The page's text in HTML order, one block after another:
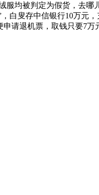
服均被判定为假货，去哪
白叟存中信银行10万元
请退机票，取钱只要7万